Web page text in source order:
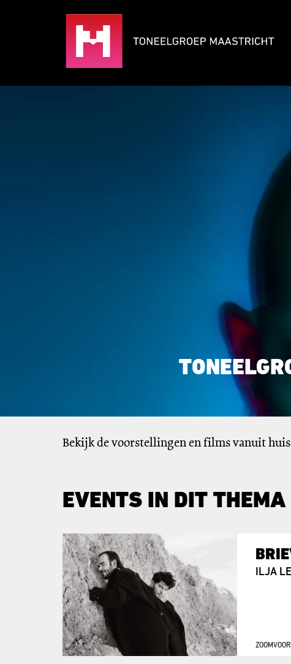
Bekijk de voorstellingen en films vanuit
EVENTS IN DIT THEMA
ILJA